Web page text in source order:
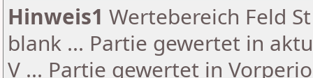
Hinweis1 Wertebereich Feld
blank ... Partie gewertet in
V ... Partie gewertet in